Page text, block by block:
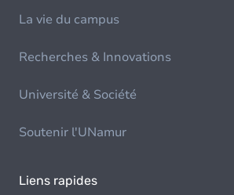
La vie du campus
Recherches & Innovations
Université & Société
Soutenir l'UNamur
Liens rapides